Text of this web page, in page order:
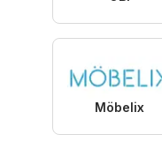
Möbelix